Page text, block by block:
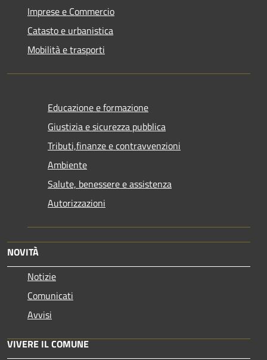
Imprese e Commercio
Catasto e urbanistica
Mobilità e trasporti
Educazione e formazione
Giustizia e sicurezza pubblica
Tributi,finanze e contravvenzioni
Ambiente
Salute, benessere e assistenza
Autorizzazioni
NOVITÀ
Notizie
Comunicati
Avvisi
VIVERE IL COMUNE